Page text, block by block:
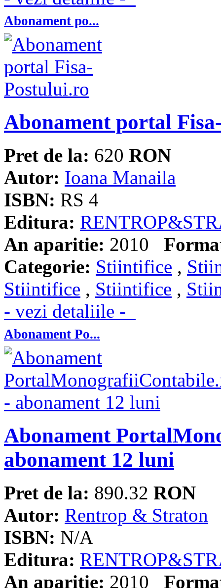
Abonament po...
Abonament portal
Pret de la: 620 RON
Autor: Ioana Manaila
ISBN: RS 4
Editura:
An aparitie: 2010
Categorie: Stiintifice ,
Stiintifice , Stiintifice ,
- vezi detaliile -
Abonament Po...
Abonament
abonament 12 luni
Pret de la: 890.32 RON
Autor: Rentrop & Straton
ISBN: N/A
Editura:
An aparitie: 2010